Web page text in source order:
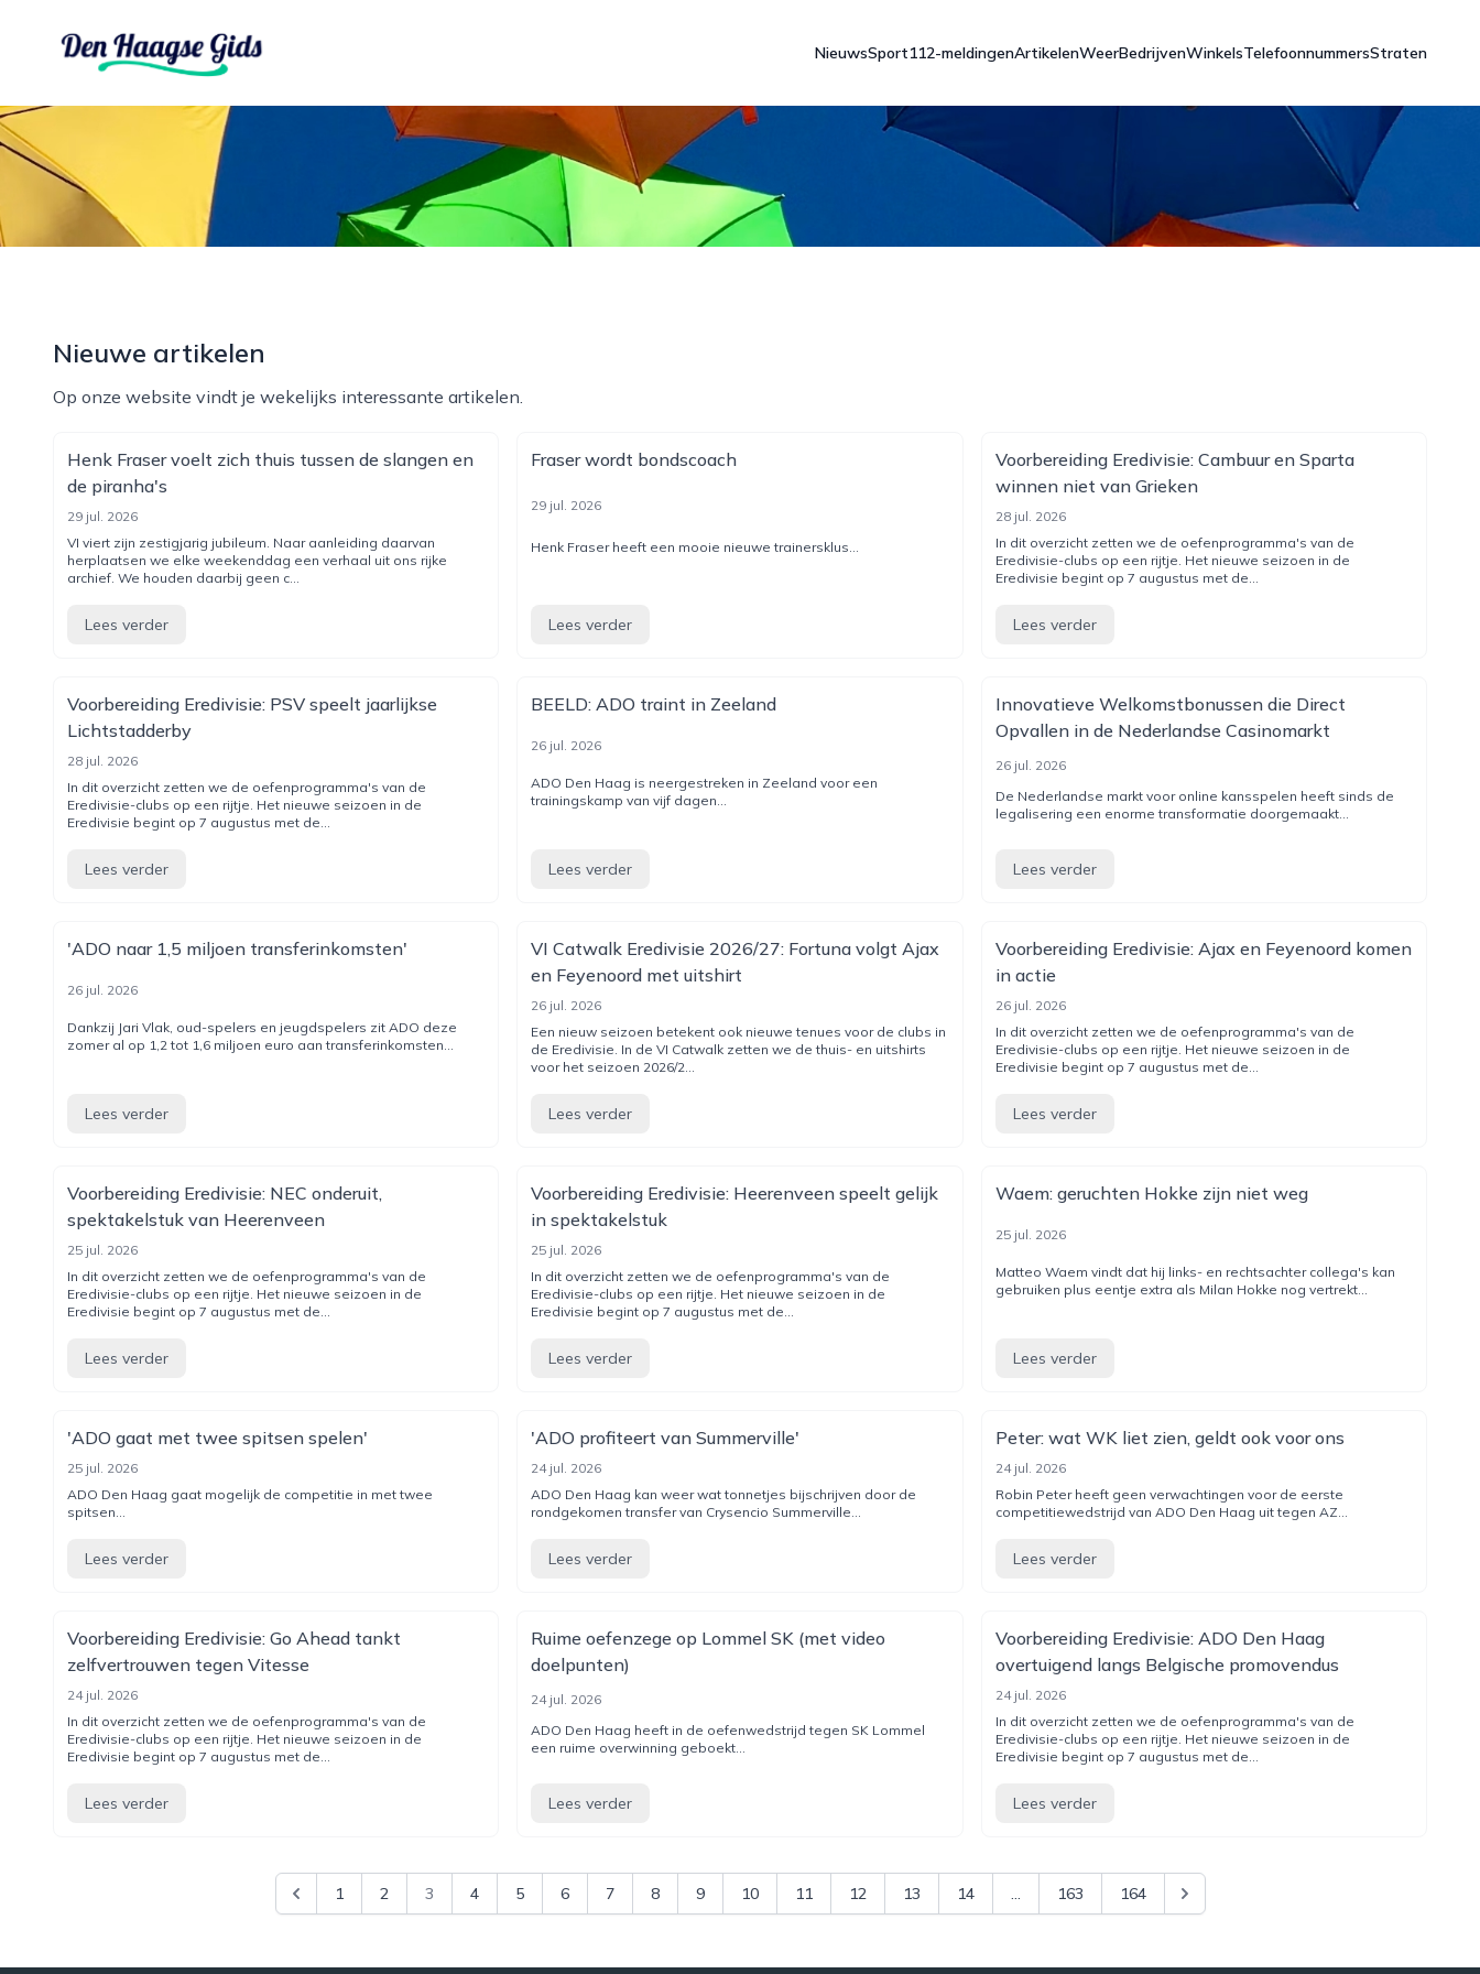
denhaagsegids.nl
NieuwsSport112-meldingenArtikelenWeerBedrijvenWinkelsTelefoonnummersStraten
Nieuwe artikelen
Op onze website vindt je wekelijks interessante artikelen.
Henk Fraser voelt zich thuis tussen de slangen en
de piranha's
29 jul. 2026
VI viert zijn zestigjarig jubileum. Naar aanleiding daarvan
herplaatsen we elke weekenddag een verhaal uit ons rijke
archief. We houden daarbij geen c...
Lees verder
Fraser wordt bondscoach
29 jul. 2026
Henk Fraser heeft een mooie nieuwe trainersklus...
Lees verder
Voorbereiding Eredivisie: Cambuur en Sparta
winnen niet van Grieken
28 jul. 2026
In dit overzicht zetten we de oefenprogramma's van de
Eredivisie-clubs op een rijtje. Het nieuwe seizoen in de
Eredivisie begint op 7 augustus met de...
Lees verder
Voorbereiding Eredivisie: PSV speelt jaarlijkse
Lichtstadderby
28 jul. 2026
In dit overzicht zetten we de oefenprogramma's van de
Eredivisie-clubs op een rijtje. Het nieuwe seizoen in de
Eredivisie begint op 7 augustus met de...
Lees verder
BEELD: ADO traint in Zeeland
26 jul. 2026
ADO Den Haag is neergestreken in Zeeland voor een
trainingskamp van vijf dagen...
Lees verder
Innovatieve Welkomstbonussen die Direct
Opvallen in de Nederlandse Casinomarkt
26 jul. 2026
De Nederlandse markt voor online kansspelen heeft sinds de
legalisering een enorme transformatie doorgemaakt...
Lees verder
'ADO naar 1,5 miljoen transferinkomsten'
26 jul. 2026
Dankzij Jari Vlak, oud-spelers en jeugdspelers zit ADO deze
zomer al op 1,2 tot 1,6 miljoen euro aan transferinkomsten...
Lees verder
VI Catwalk Eredivisie 2026/27: Fortuna volgt Ajax
en Feyenoord met uitshirt
26 jul. 2026
Een nieuw seizoen betekent ook nieuwe tenues voor de clubs in
de Eredivisie. In de VI Catwalk zetten we de thuis- en uitshirts
voor het seizoen 2026/2...
Lees verder
Voorbereiding Eredivisie: Ajax en Feyenoord komen
in actie
26 jul. 2026
In dit overzicht zetten we de oefenprogramma's van de
Eredivisie-clubs op een rijtje. Het nieuwe seizoen in de
Eredivisie begint op 7 augustus met de...
Lees verder
Voorbereiding Eredivisie: NEC onderuit,
spektakelstuk van Heerenveen
25 jul. 2026
In dit overzicht zetten we de oefenprogramma's van de
Eredivisie-clubs op een rijtje. Het nieuwe seizoen in de
Eredivisie begint op 7 augustus met de...
Lees verder
Voorbereiding Eredivisie: Heerenveen speelt gelijk
in spektakelstuk
25 jul. 2026
In dit overzicht zetten we de oefenprogramma's van de
Eredivisie-clubs op een rijtje. Het nieuwe seizoen in de
Eredivisie begint op 7 augustus met de...
Lees verder
Waem: geruchten Hokke zijn niet weg
25 jul. 2026
Matteo Waem vindt dat hij links- en rechtsachter collega's kan
gebruiken plus eentje extra als Milan Hokke nog vertrekt...
Lees verder
'ADO gaat met twee spitsen spelen'
25 jul. 2026
ADO Den Haag gaat mogelijk de competitie in met twee
spitsen...
Lees verder
'ADO profiteert van Summerville'
24 jul. 2026
ADO Den Haag kan weer wat tonnetjes bijschrijven door de
rondgekomen transfer van Crysencio Summerville...
Lees verder
Peter: wat WK liet zien, geldt ook voor ons
24 jul. 2026
Robin Peter heeft geen verwachtingen voor de eerste
competitiewedstrijd van ADO Den Haag uit tegen AZ...
Lees verder
Voorbereiding Eredivisie: Go Ahead tankt
zelfvertrouwen tegen Vitesse
24 jul. 2026
In dit overzicht zetten we de oefenprogramma's van de
Eredivisie-clubs op een rijtje. Het nieuwe seizoen in de
Eredivisie begint op 7 augustus met de...
Lees verder
Ruime oefenzege op Lommel SK (met video
doelpunten)
24 jul. 2026
ADO Den Haag heeft in de oefenwedstrijd tegen SK Lommel
een ruime overwinning geboekt...
Lees verder
Voorbereiding Eredivisie: ADO Den Haag
overtuigend langs Belgische promovendus
24 jul. 2026
In dit overzicht zetten we de oefenprogramma's van de
Eredivisie-clubs op een rijtje. Het nieuwe seizoen in de
Eredivisie begint op 7 augustus met de...
Lees verder
1 2 3 4 5 6 7 8 9 10 11 12 13 14 ... 163 164